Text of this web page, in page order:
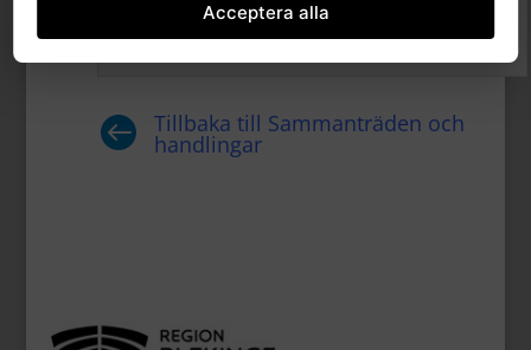
Protokoll
 Tillbaka till Sammanträden och
handlingar
Acceptera alla